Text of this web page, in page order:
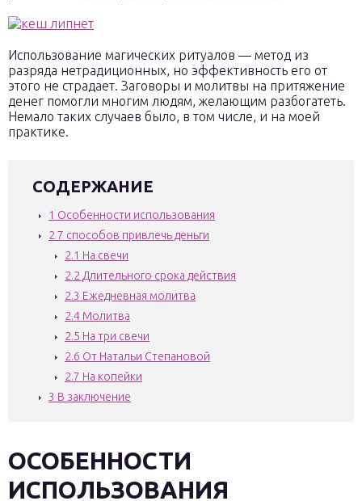
Использование магических ритуалов — метод из
разряда нетрадиционных, но эффективность его от
этого не страдает. Заговоры и молитвы на притяжение
денег помогли многим людям, желающим разбогатеть.
Немало таких случаев было, в том числе, и на моей
практике.
СОДЕРЖАНИЕ
1 Особенности использования
2 7 способов привлечь деньги
2.1 На свечи
2.2 Длительного срока действия
2.3 Ежедневная молитва
2.4 Молитва
2.5 На три свечи
2.6 От Натальи Степановой
2.7 На копейки
3 В заключение
ОСОБЕННОСТИ
ИСПОЛЬЗОВАНИЯ